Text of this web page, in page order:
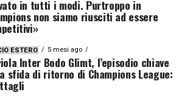
in tutti i modi. Purtroppo in
non siamo riusciti ad essere
ESTERO 5 mesi ago
Inter Bodo Glimt, l’episodio chiave
sfida di ritorno di Champions League: